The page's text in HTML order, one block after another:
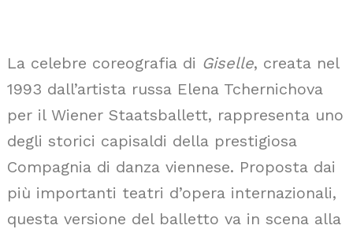
La celebre coreografia di Giselle, creata nel
1993 dall’artista russa Elena Tchernichova
per il Wiener Staatsballett, rappresenta uno
degli storici capisaldi della prestigiosa
Compagnia di danza viennese. Proposta dai
più importanti teatri d’opera internazionali,
questa versione del balletto va in scena alla